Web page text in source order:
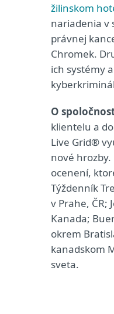
žilinskom
nariadenia v
právnej
Chromek.
ich systémy
O
klientelu a
Live Grid®
nové hrozby.
ocenení,
Týždenník
v Prahe, ČR;
Kanada;
okrem
kanadskom
sveta.